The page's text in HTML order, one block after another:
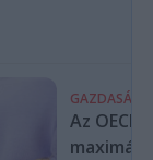
GAZDASÁG
Az OECD